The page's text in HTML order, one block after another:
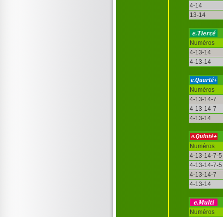
4-14
13-14
Numéros
4-13-14
4-13-14
Numéros
4-13-14-7
4-13-14-7
4-13-14
Numéros
4-13-14-7-5
4-13-14-7-5
4-13-14-7
4-13-14
Numéros